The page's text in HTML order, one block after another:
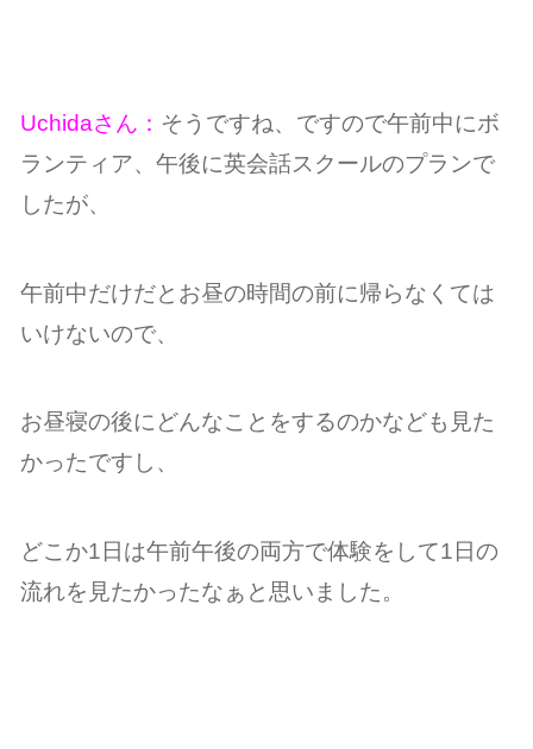
Uchidaさん： そうですね、ですので午前中にボ
ランティア、午後に英会話スクールのプランで
したが、
午前中だけだとお昼の時間の前に帰らなくては
いけないので、
お昼寝の後にどんなことをするのかなども見た
かったですし、
どこか1日は午前午後の両方で体験をして1日の
流れを見たかったなぁと思いました。